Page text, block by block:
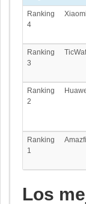
Ranking
4
Xiaomi
Ranking
3
Ranking
2
Ranking
1
Los